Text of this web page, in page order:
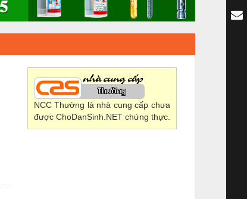
NCC Thường là nhà cung cấp chưa
được ChoDanSinh.NET chứng thực.